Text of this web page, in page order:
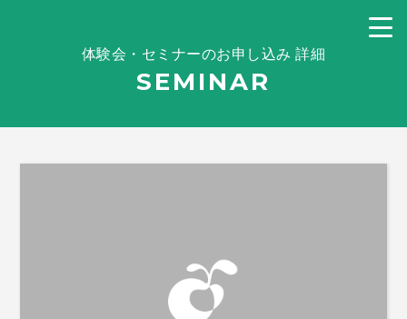
体験会・セミナーのお申し込み 詳細
SEMINAR